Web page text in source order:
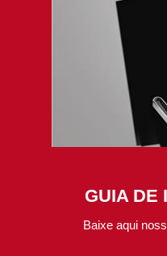
GUIA DE
Baixe aqui